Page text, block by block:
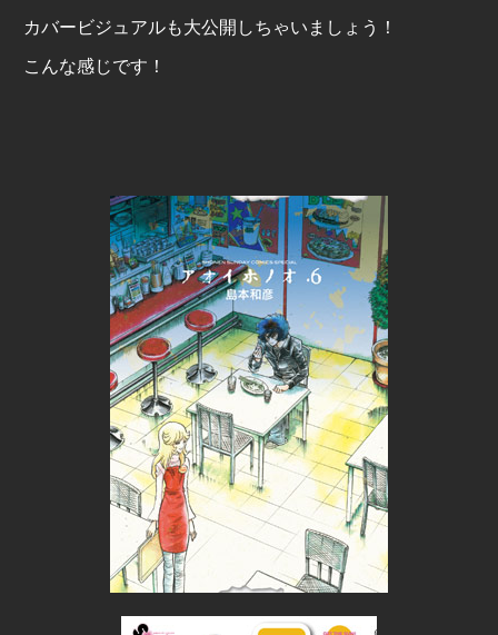
カバービジュアルも大公開しちゃいましょう！
こんな感じです！